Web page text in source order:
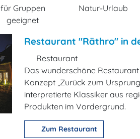
für Gruppen
geeignet
Natur-Urlaub
Restaurant "Räthro" in
Restaurant
Das wunderschöne
Konzept „Zurück zum
interpretierte Klassiker aus
Produkten im Vordergrund.
Zum Restaurant